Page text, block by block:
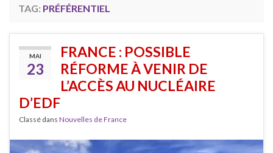
TAG: PRÉFÉRENTIEL
MAI
23
FRANCE : POSSIBLE
RÉFORME À VENIR DE
L’ACCÈS AU NUCLÉAIRE
D’EDF
Classé dans Nouvelles de France